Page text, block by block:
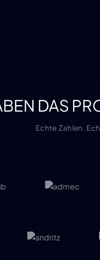
DAS
Echte Zahlen.